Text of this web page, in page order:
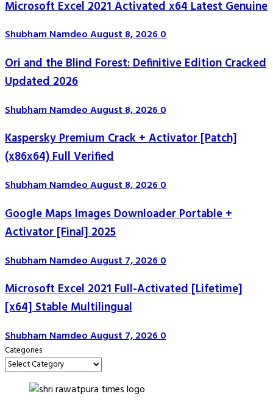
Microsoft Excel 2021 Activated x64 Latest Genuine
Shubham NamdeoAugust 8, 20260
Ori and the Blind Forest: Definitive Edition Cracked
Updated 2026
Shubham NamdeoAugust 8, 20260
Kaspersky Premium Crack + Activator [Patch]
(x86x64) Full Verified
Shubham NamdeoAugust 8, 20260
Google Maps Images Downloader Portable +
Activator [Final] 2025
Shubham NamdeoAugust 7, 20260
Microsoft Excel 2021 Full-Activated [Lifetime]
[x64] Stable Multilingual
Shubham NamdeoAugust 7, 20260
Categories